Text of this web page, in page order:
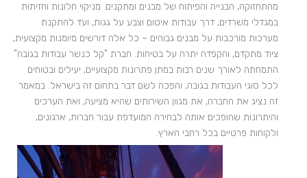
מהתחזוקה, הבנייה והפיתוח של מבנים ומתקנים. מניקוי חלונות וחזיתות
במגדלי משרדים, דרך עבודות איטום וצבע על גגות, ועד להתקנת
מערכות מורכבות על מבנים גבוהים – כל אלה דורשים מיומנות מקצועית,
ציוד מתקדם, והקפדה יתרה על בטיחות. חברת "קל כנשר עבודות בגובה"
התמחתה לאורך שנים רבות במתן פתרונות מקצועיים, יעילים ובטוחים
לכל סוגי העבודות בגובה, והפכה לשם דבר בתחום זה בישראל. במאמר
זה נציג את החברה, את מגוון השירותים שהיא מציעה, ואת הערכים
והיתרונות שהופכים אותה לבחירה המועדפת עבור חברות, ארגונים,
ולקוחות פרטיים בכל רחבי הארץ.